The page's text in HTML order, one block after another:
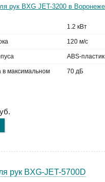
1.2 кВт
120 м/с
ABS-пластик
максимальном
70 дБ
рук BXG-JET-5700D